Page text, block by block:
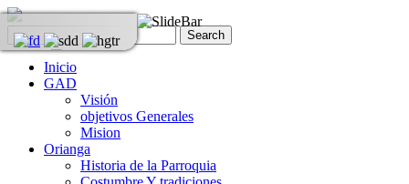
Inicio
GAD
Visión
objetivos Generales
Mision
Orianga
Historia de la Parroquia